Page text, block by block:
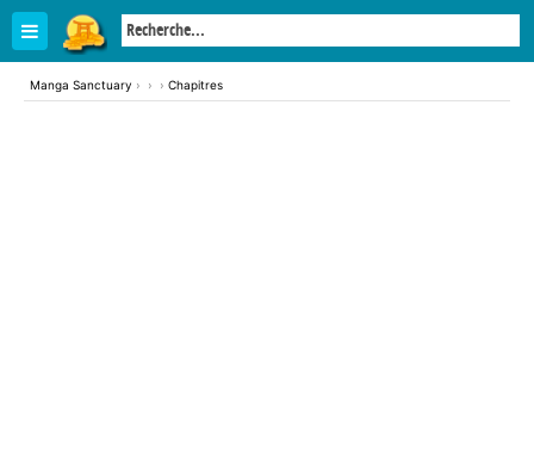
Manga Sanctuary › › › Chapitres